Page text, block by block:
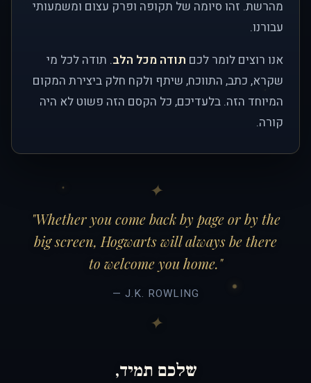
מהרשת. זהו סיומה של תקופה ופרק עצום ומשמעותי
עבורנו.
אנו רוצים לומר לכם תודה מכל הלב. תודה לכל מי
שקרא, כתב, התווכח, שיתף ולקח חלק ביצירת המקום
המיוחד הזה. בלעדיכם, כל הקסם הזה פשוט לא היה
קורה.
"Whether you come back by page or by the
big screen, Hogwarts will always be there
to welcome you home."
— J.K. ROWLING
שלכם תמיד,